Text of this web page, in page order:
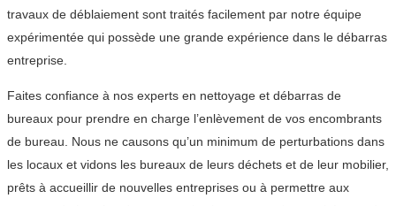
travaux de déblaiement sont traités facilement par notre équipe
expérimentée qui possède une grande expérience dans le débarras
entreprise.
Faites confiance à nos experts en nettoyage et débarras de
bureaux pour prendre en charge l’enlèvement de vos encombrants
de bureau. Nous ne causons qu’un minimum de perturbations dans
les locaux et vidons les bureaux de leurs déchets et de leur mobilier,
prêts à accueillir de nouvelles entreprises ou à permettre aux